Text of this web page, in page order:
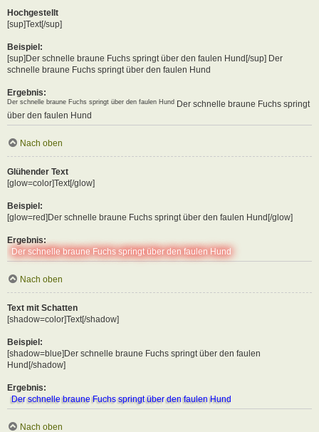
Hochgestellt
[sup]Text[/sup]
Beispiel:
[sup]Der schnelle braune Fuchs springt über den faulen Hund[/sup] Der
schnelle braune Fuchs springt über den faulen Hund
Ergebnis:
Der schnelle braune Fuchs springt über den faulen Hund Der schnelle braune Fuchs springt
über den faulen Hund
Nach oben
Glühender Text
[glow=color]Text[/glow]
Beispiel:
[glow=red]Der schnelle braune Fuchs springt über den faulen Hund[/glow]
Ergebnis:
Der schnelle braune Fuchs springt über den faulen Hund
Nach oben
Text mit Schatten
[shadow=color]Text[/shadow]
Beispiel:
[shadow=blue]Der schnelle braune Fuchs springt über den faulen
Hund[/shadow]
Ergebnis:
Der schnelle braune Fuchs springt über den faulen Hund
Nach oben